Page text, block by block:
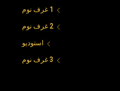
1 غرف نوم
2 غرف نوم
استوديو
3 غرف نوم